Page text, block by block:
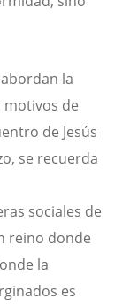
la
de
de Jesús
se recuerda
sociales de
reino donde
la
es